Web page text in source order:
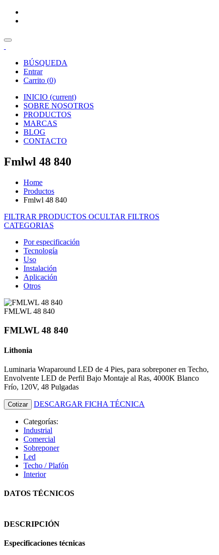
BÚSQUEDA
Entrar
Carrito (0)
INICIO (current)
SOBRE NOSOTROS
PRODUCTOS
MARCAS
BLOG
CONTACTO
Fmlwl 48 840
Home
Productos
Fmlwl 48 840
FILTRAR PRODUCTOS OCULTAR FILTROS
CATEGORIAS
Por especificación
Tecnología
Uso
Instalación
Aplicación
Otros
FMLWL 48 840
FMLWL 48 840
Lithonia
Luminaria Wraparound LED de 4 Pies, para sobreponer en Techo,
Envolvente LED de Perfil Bajo Montaje al Ras, 4000K Blanco
Frío, 120V, 48 Pulgadas
Cotizar DESCARGAR FICHA TÉCNICA
Categorías:
Industrial
Comercial
Sobreponer
Led
Techo / Plafón
Interior
DATOS TÉCNICOS
DESCRIPCIÓN
Especificaciones técnicas